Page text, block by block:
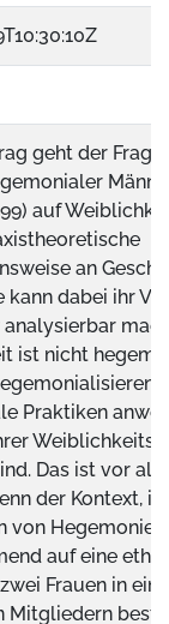
geht der Frage
auf
an
kann dabei ihr
ist nicht
Praktiken
Das ist vor
der Kontext, in
von Hegemonie
auf eine
Frauen in
Mitgliedern